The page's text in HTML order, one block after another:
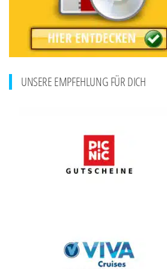
UNSERE EMPFEHLUNG FÜR DICH